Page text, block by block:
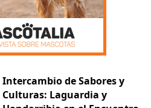
Intercambio de Sabores y
Culturas: Laguardia y